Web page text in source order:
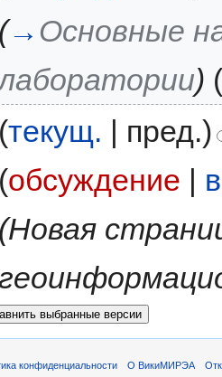
(→ Основные
)
(текущ. | пред.)
(обсуждение |
(Новая
конфиденциальности О ВикиМИРЭА